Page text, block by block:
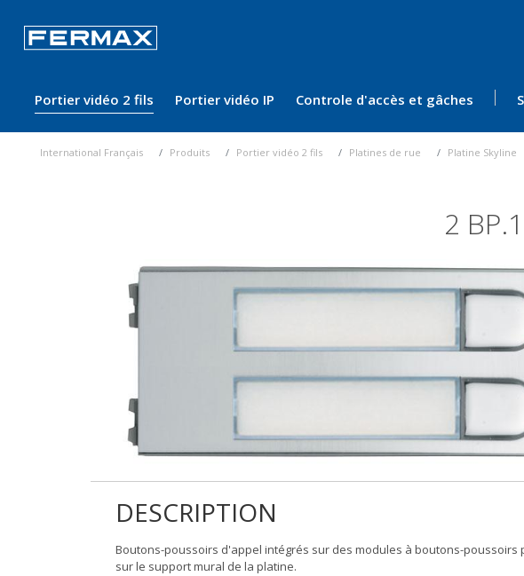
Portier vidéo 2 fils Portier vidéo IP Controle d'accès et gâches
International Français Produits Portier vidéo 2 fils Platines de rue Platine Skyline
2
DESCRIPTION
Boutons-poussoirs d'appel intégrés sur des modules à boutons-poussoirs
sur le support mural de la platine.